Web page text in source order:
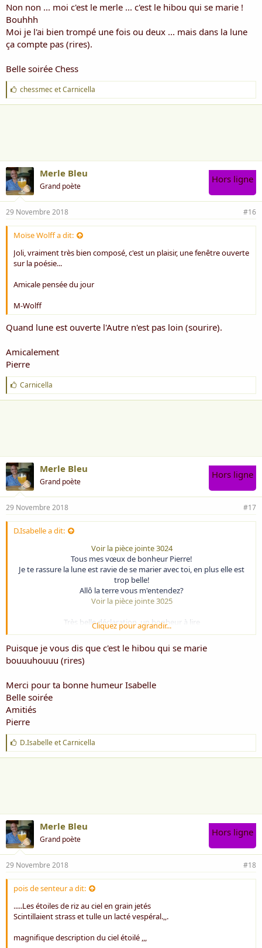
Non non ... moi c'est le merle ... c'est le hibou qui se marie !
Bouhhh
Moi je l'ai bien trompé une fois ou deux ... mais dans la lune
ça compte pas (rires).
Belle soirée Chess
J
'
a
chessmecetCarnicella
Merle Bleu
Grand poète
Hors ligne
29 Novembre 2018 #16
Moïse Wolff a dit:
Joli, vraiment très bien composé, c'est un plaisir, une fenêtre ouverte
sur la poésie...
Amicale pensée du jour
M-Wolff
Quand lune est ouverte l'Autre n'est pas loin (sourire).
Amicalement
Pierre
J
'
a
Carnicella
Merle Bleu
Grand poète
Hors ligne
29 Novembre 2018 #17
D.Isabelle a dit:
Voir la pièce jointe 3024
Tous mes vœux de bonheur Pierre!
Je te rassure la lune est ravie de se marier avec toi, en plus elle est
trop belle!
Allô la terre vous m'entendez?
Voir la pièce jointe 3025
Très belle déclaration, un bonheur à lire
Merci du partage
Bel ap-midi
Amitiés
Cliquez pour agrandir...
Puisque je vous dis que c'est le hibou qui se marie
bouuuhouuu (rires)
Merci pour ta bonne humeur Isabelle
Belle soirée
Amitiés
Pierre
J
'
a
D.IsabelleetCarnicella
Merle Bleu
Grand poète
Hors ligne
29 Novembre 2018 #18
pois de senteur a dit:
.....Les étoiles de riz au ciel en grain jetés
Scintillaient strass et tulle un lacté vespéral.,,.
magnifique description du ciel étoilé ,,,